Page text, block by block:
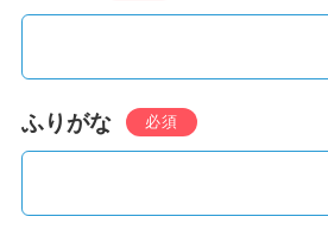
ふりがな 必須